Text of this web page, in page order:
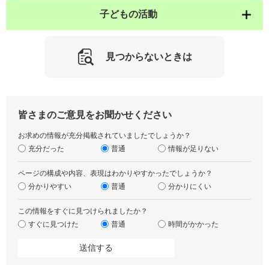
子どもの活動
見つからないときは
皆さまのご意見をお聞かせください
お求めの情報が充分掲載されていましたでしょうか？
充分だった
普通 情報が足りない
ページの構成や内容、表現はわかりやすかったでしょうか？
分かりやすい
普通 分かりにくい
この情報をすぐに見つけられましたか？
すぐに見つけた
普通 時間がかかった